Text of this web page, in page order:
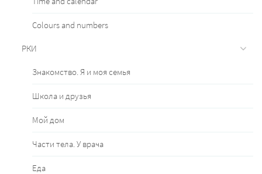
Сolours and numbers
РКИ
Знакомство. Я и моя семья
Школа и друзья
Мой дом
Части тела. У врача
Еда